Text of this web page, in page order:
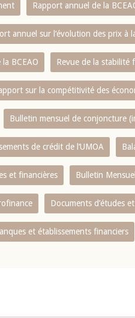
Rapport annuel de la
annuel sur l‘évolution des prix à
BCEAO Revue de la stabilité
sur la compétitivité des
Bulletin mensuel de conjoncture
de crédit de l‘UMOA
et financières Bulletin
Documents d’études
et établissements financiers